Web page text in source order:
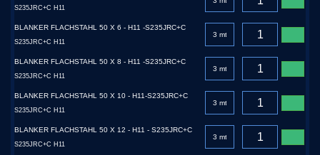
S235JRC+C H11
BLANKER FLACHSTAHL 50 X 6 - H11 -S235JRC+C
S235JRC+C H11
BLANKER FLACHSTAHL 50 X 8 - H11 -S235JRC+C
S235JRC+C H11
BLANKER FLACHSTAHL 50 X 10 - H11-S235JRC+C
S235JRC+C H11
BLANKER FLACHSTAHL 50 X 12 - H11 - S235JRC+C
S235JRC+C H11